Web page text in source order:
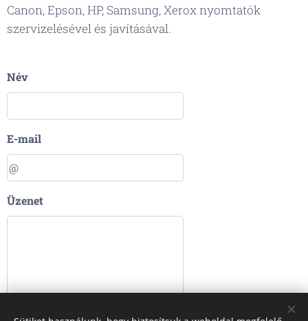
Canon, Epson, HP, Samsung, Xerox nyomtatók
szervizelésével és javításával.
Név
E-mail
Üzenet